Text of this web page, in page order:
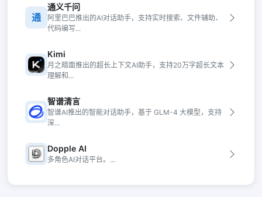
通
通义千问
阿里巴巴推出的AI对话助手，支持实时搜索、文件辅助、
代码编写...
Kimi
月之暗面推出的超长上下文AI助手，支持20万字超长文本
理解和...
智谱清言
智谱AI推出的智能对话助手，基于 GLM-4 大模型，支持
深...
Dopple AI
多角色AI对话平台。...